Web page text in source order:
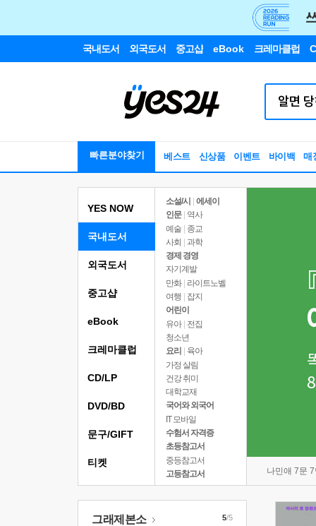
국내도서 외국도서 중고샵 eBook 크레마클럽
빠른분야찾기 베스트 신상품 이벤트 바이백 매
YES NOW
국내도서
소설/시
에세이
인문
역사
예술 | 종교
사회 | 과학
경제 경영
자기계발
만화 | 라이트노벨
여행
잡지
어린이
유아 | 전집
청소년
요리
육아
가정 살림
건강 취미
대학교재
국어와 외국어
IT 모바일
수험서 자격증
초등참고서
중등참고서
고등참고서
나민애 7문
외국도서
중고샵
eBook
크레마클럽
CD/LP
DVD/BD
문구/GIFT
티켓
그래제본소 5/5